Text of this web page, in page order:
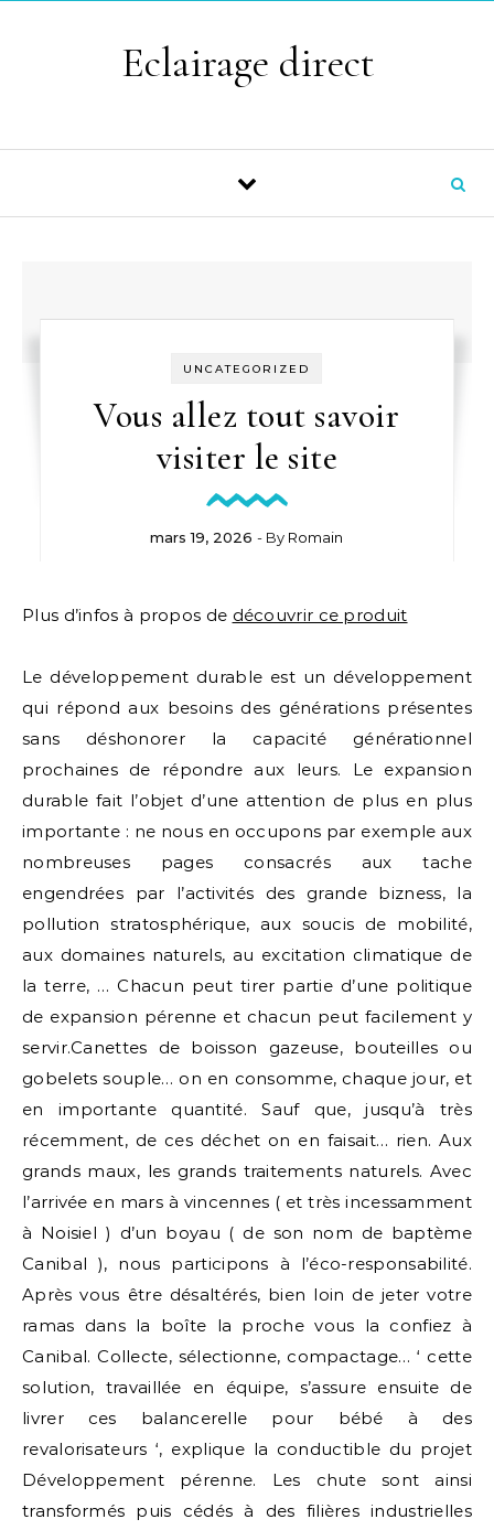
Eclairage direct
UNCATEGORIZED
Vous allez tout savoir
visiter le site
mars 19, 2026 - By Romain
Plus d’infos à propos de découvrir ce produit
Le développement durable est un développement
qui répond aux besoins des générations présentes
sans déshonorer la capacité générationnel
prochaines de répondre aux leurs. Le expansion
durable fait l’objet d’une attention de plus en plus
importante : ne nous en occupons par exemple aux
nombreuses pages consacrés aux tache
engendrées par l’activités des grande bizness, la
pollution stratosphérique, aux soucis de mobilité,
aux domaines naturels, au excitation climatique de
la terre, … Chacun peut tirer partie d’une politique
de expansion pérenne et chacun peut facilement y
servir.Canettes de boisson gazeuse, bouteilles ou
gobelets souple… on en consomme, chaque jour, et
en importante quantité. Sauf que, jusqu’à très
récemment, de ces déchet on en faisait… rien. Aux
grands maux, les grands traitements naturels. Avec
l’arrivée en mars à vincennes ( et très incessamment
à Noisiel ) d’un boyau ( de son nom de baptème
Canibal ), nous participons à l’éco-responsabilité.
Après vous être désaltérés, bien loin de jeter votre
ramas dans la boîte la proche vous la confiez à
Canibal. Collecte, sélectionne, compactage… ‘ cette
solution, travaillée en équipe, s’assure ensuite de
livrer ces balancerelle pour bébé à des
revalorisateurs ‘, explique la conductible du projet
Développement pérenne. Les chute sont ainsi
transformés puis cédés à des filières industrielles